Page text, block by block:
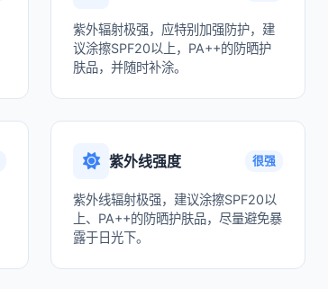
紫外辐射极强，应特别加强防护，建
议涂擦SPF20以上，PA++的防晒护
肤品，并随时补涂。
紫外线强度 很强
紫外线辐射极强，建议涂擦SPF20以
上、PA++的防晒护肤品，尽量避免暴
露于日光下。